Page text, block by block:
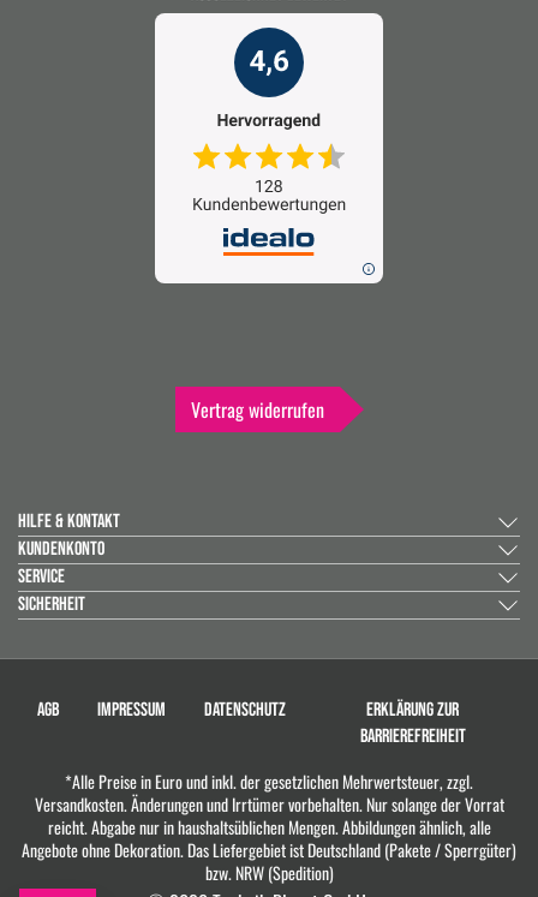
Vertrag widerrufen
HILFE & KONTAKT
KUNDENKONTO
SERVICE
SICHERHEIT
AGB IMPRESSUM DATENSCHUTZ
ERKLÄRUNG ZUR
BARRIEREFREIHEIT
*Alle Preise in Euro und inkl. der gesetzlichen Mehrwertsteuer, zzgl.
Versandkosten. Änderungen und Irrtümer vorbehalten. Nur solange der Vorrat
reicht. Abgabe nur in haushaltsüblichen Mengen. Abbildungen ähnlich, alle
Angebote ohne Dekoration. Das Liefergebiet ist Deutschland (Pakete / Sperrgüter)
bzw. NRW (Spedition)